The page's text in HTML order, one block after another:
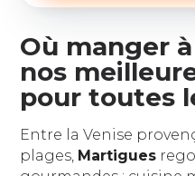
Où manger
nos
pour toutes
Entre la Venise
plages, Martigues